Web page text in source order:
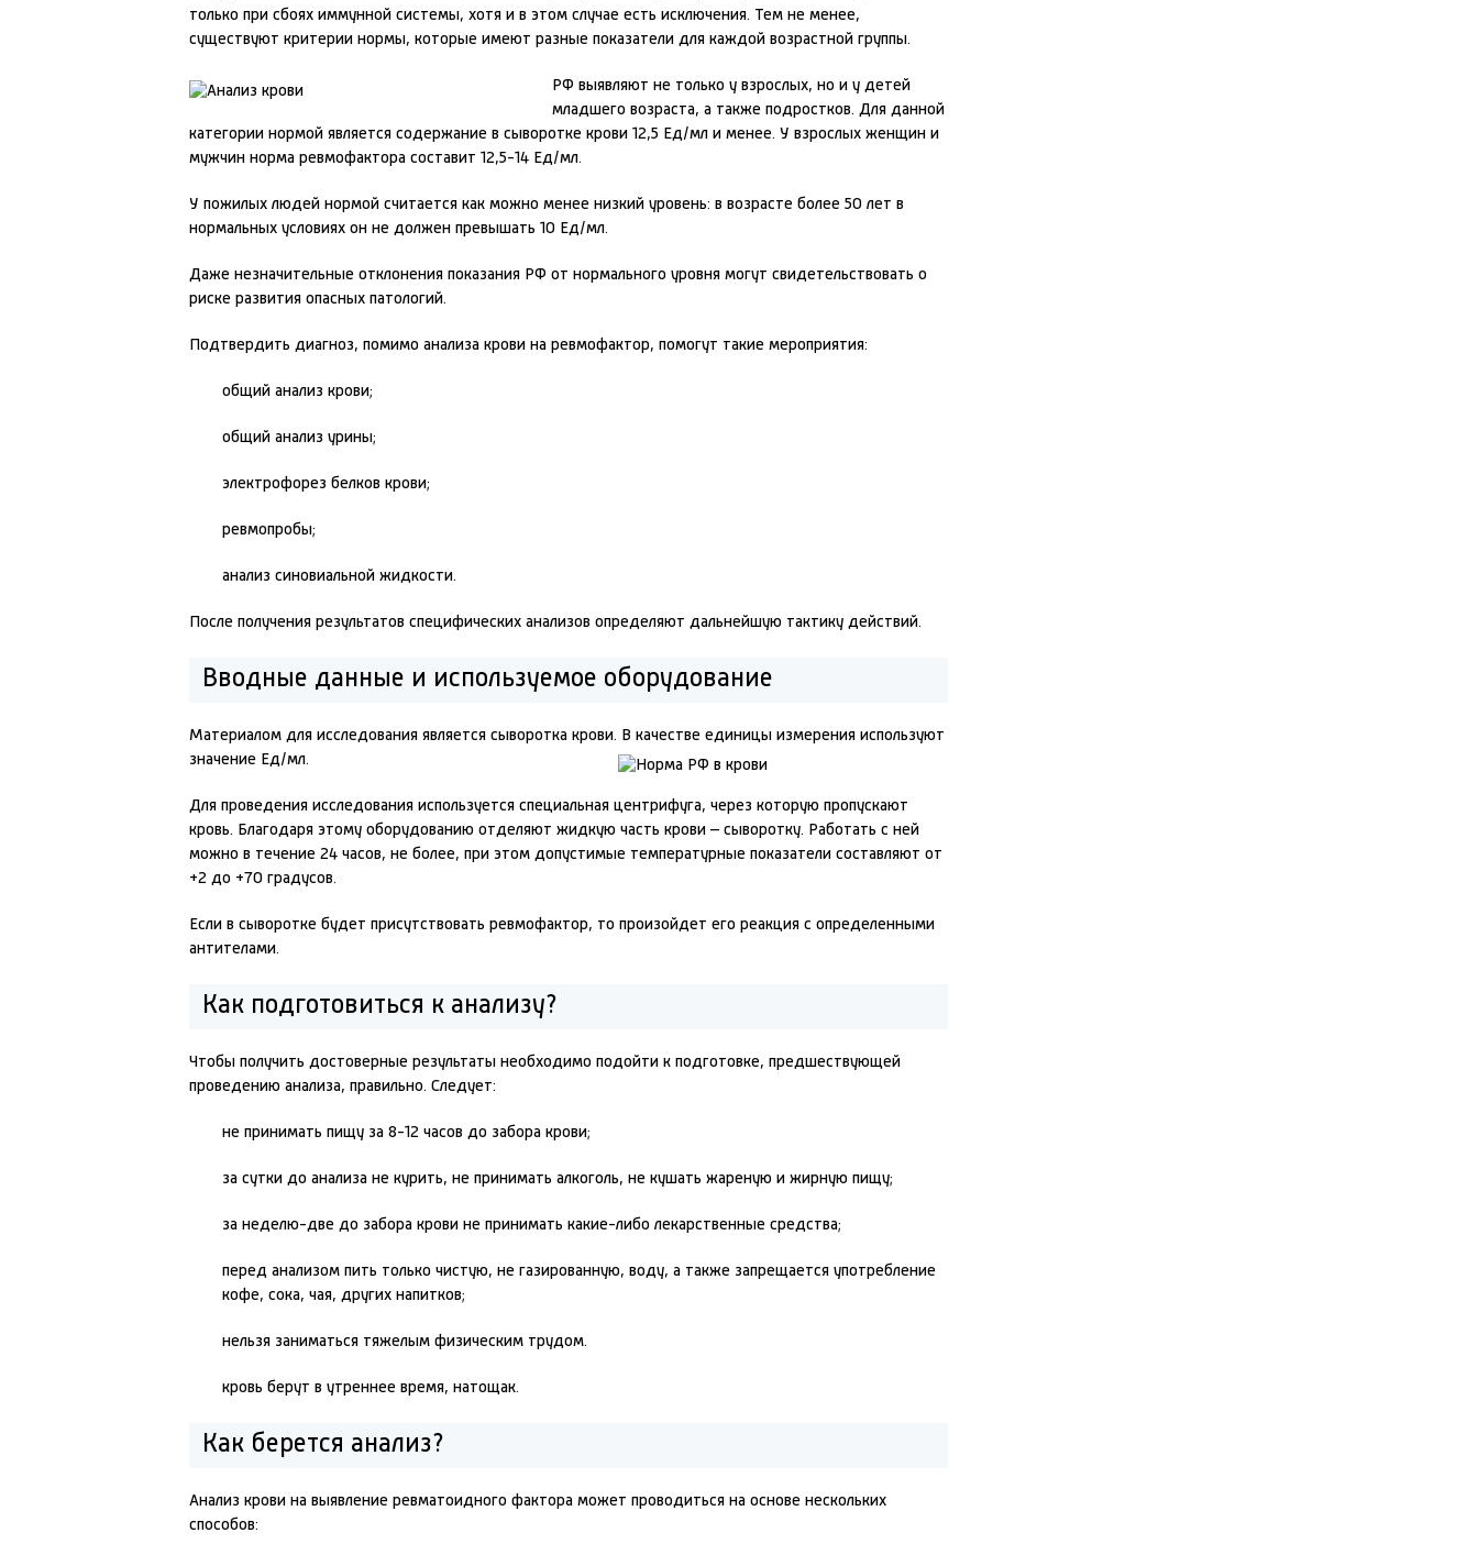
только при сбоях иммунной системы, хотя и в этом случае есть исключения. Тем не менее,
существуют критерии нормы, которые имеют разные показатели для каждой возрастной группы.
РФ выявляют не только у взрослых, но и у детей
младшего возраста, а также подростков. Для данной
категории нормой является содержание в сыворотке крови 12,5 Ед/мл и менее. У взрослых женщин и
мужчин норма ревмофактора составит 12,5-14 Ед/мл.
У пожилых людей нормой считается как можно менее низкий уровень: в возрасте более 50 лет в
нормальных условиях он не должен превышать 10 Ед/мл.
Даже незначительные отклонения показания РФ от нормального уровня могут свидетельствовать о
риске развития опасных патологий.
Подтвердить диагноз, помимо анализа крови на ревмофактор, помогут такие мероприятия:
общий анализ крови;
общий анализ урины;
электрофорез белков крови;
ревмопробы;
анализ синовиальной жидкости.
После получения результатов специфических анализов определяют дальнейшую тактику действий.
Вводные данные и используемое оборудование
Материалом для исследования является сыворотка крови. В качестве единицы измерения используют
значение Ед/мл.
Для проведения исследования используется специальная центрифуга, через которую пропускают
кровь. Благодаря этому оборудованию отделяют жидкую часть крови – сыворотку. Работать с ней
можно в течение 24 часов, не более, при этом допустимые температурные показатели составляют от
+2 до +70 градусов.
Если в сыворотке будет присутствовать ревмофактор, то произойдет его реакция с определенными
антителами.
Как подготовиться к анализу?
Чтобы получить достоверные результаты необходимо подойти к подготовке, предшествующей
проведению анализа, правильно. Следует:
не принимать пищу за 8-12 часов до забора крови;
за сутки до анализа не курить, не принимать алкоголь, не кушать жареную и жирную пищу;
за неделю-две до забора крови не принимать какие-либо лекарственные средства;
перед анализом пить только чистую, не газированную, воду, а также запрещается употребление
кофе, сока, чая, других напитков;
нельзя заниматься тяжелым физическим трудом.
кровь берут в утреннее время, натощак.
Как берется анализ?
Анализ крови на выявление ревматоидного фактора может проводиться на основе нескольких
способов: